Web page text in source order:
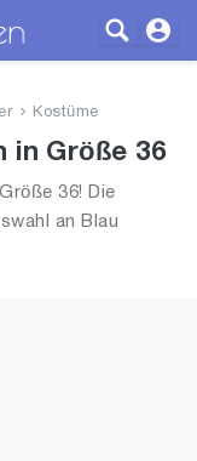
Kostüme
in Größe 36
36! Die
an Blau
2026 für Frauen!